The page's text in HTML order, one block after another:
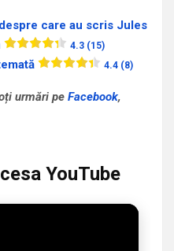
care au scris Jules
4.3 (15)
4.4 (8)
urmări pe Facebook,
YouTube